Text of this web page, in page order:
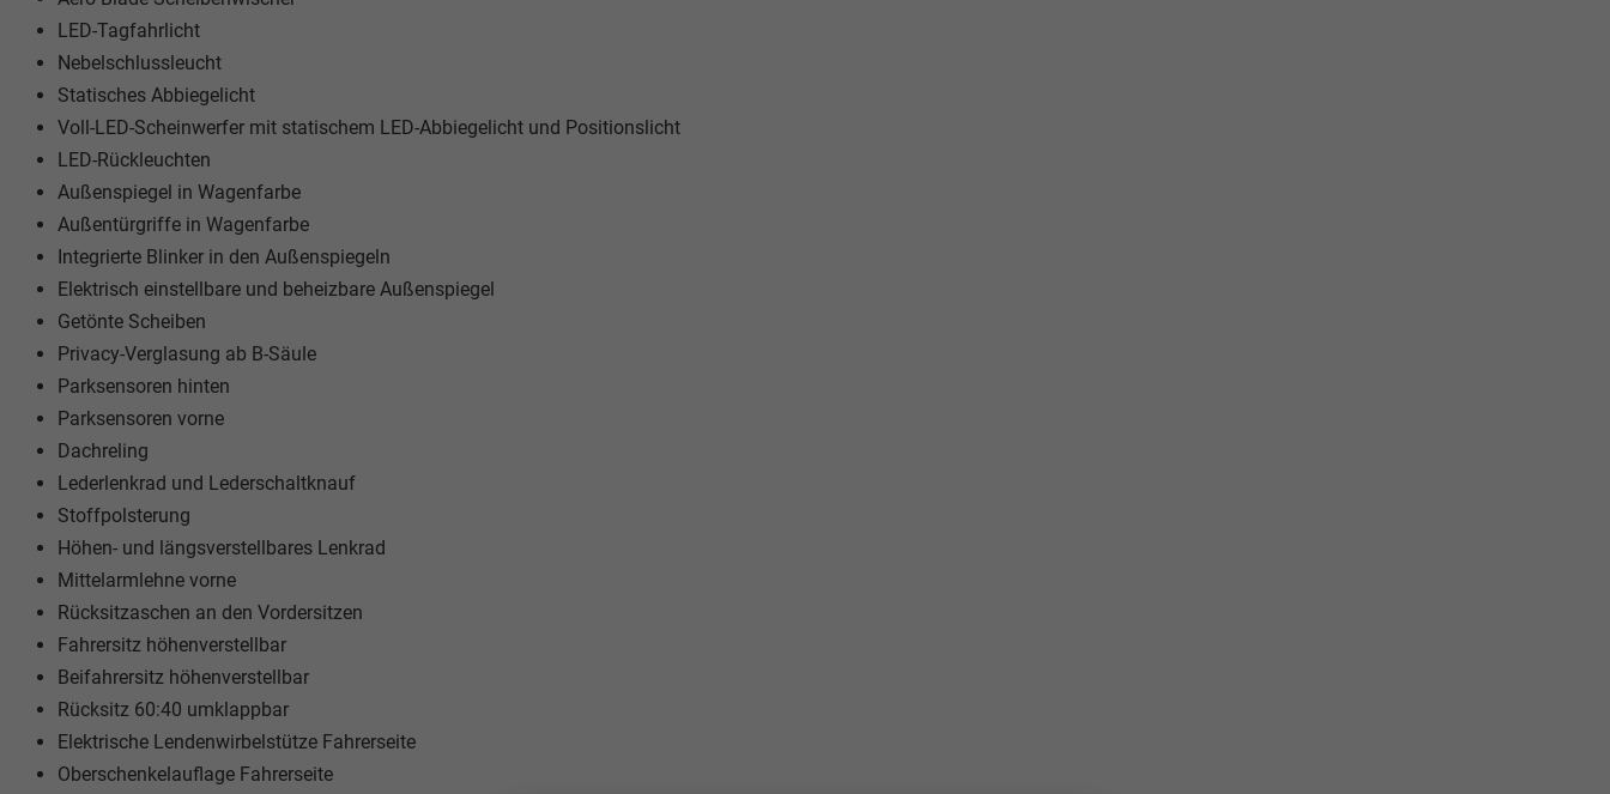
LED-Tagfahrlicht
Nebelschlussleucht
Statisches Abbiegelicht
Voll-LED-Scheinwerfer mit statischem LED-Abbiegelicht und Positionslicht
LED-Rückleuchten
Außenspiegel in Wagenfarbe
Außentürgriffe in Wagenfarbe
Integrierte Blinker in den Außenspiegeln
Elektrisch einstellbare und beheizbare Außenspiegel
Getönte Scheiben
Privacy-Verglasung ab B-Säule
Parksensoren hinten
Parksensoren vorne
Dachreling
Lederlenkrad und Lederschaltknauf
Stoffpolsterung
Höhen- und längsverstellbares Lenkrad
Mittelarmlehne vorne
Rücksitzaschen an den Vordersitzen
Fahrersitz höhenverstellbar
Beifahrersitz höhenverstellbar
Rücksitz 60:40 umklappbar
Elektrische Lendenwirbelstütze Fahrerseite
Oberschenkelauflage Fahrerseite